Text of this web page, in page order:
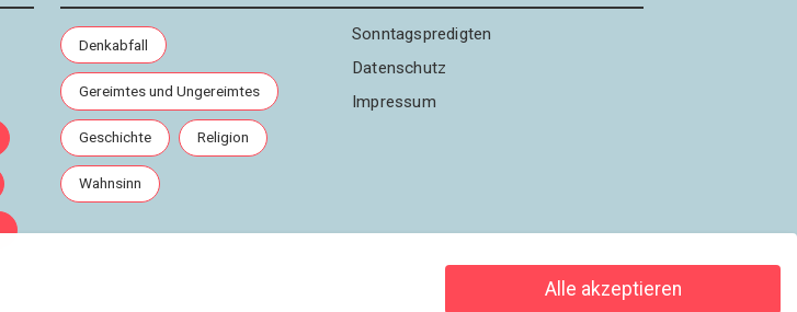
Denkabfall
Gereimtes und Ungereimtes
Geschichte Religion
Wahnsinn
Sonntagspredigten
Datenschutz
Impressum
Alle akzeptieren